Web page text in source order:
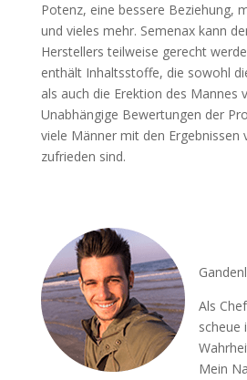
Potenz, eine bessere Beziehung,
und vieles mehr. Semenax kann
Herstellers teilweise gerecht
enthält Inhaltsstoffe, die sowohl
als auch die Erektion des Mannes
Unabhängige Bewertungen der
viele Männer mit den Ergebnissen
zufrieden sind.
Als
scheue
Mein